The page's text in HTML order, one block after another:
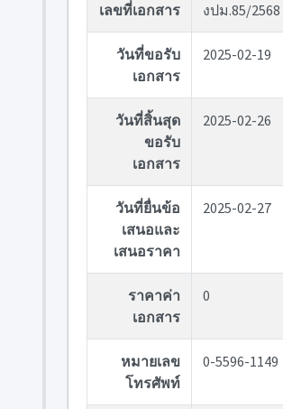
เลขที่เอกสาร งปม.85/2568
วันที่ขอรับ
เอกสาร
2025-02-19
วันที่สิ้นสุด
ขอรับ
เอกสาร
2025-02-26
วันที่ยื่นข้อ
เสนอและ
เสนอราคา
2025-02-27
ราคาค่า
เอกสาร
0
หมายเลข
โทรศัพท์
0-5596-1149